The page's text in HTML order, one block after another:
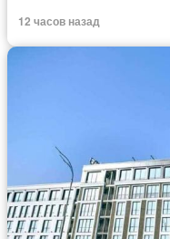
12 часов назад